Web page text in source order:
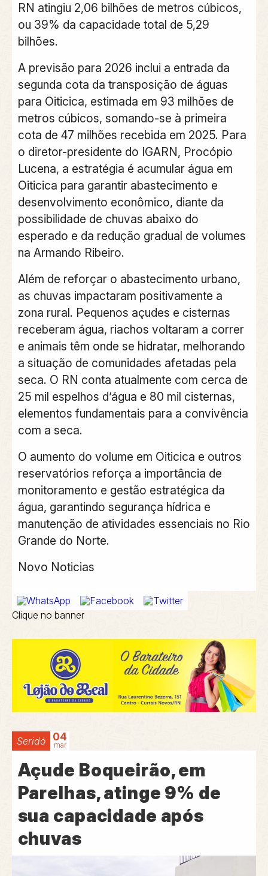
RN atingiu 2,06 bilhões de metros cúbicos,
ou 39% da capacidade total de 5,29
bilhões.
A previsão para 2026 inclui a entrada da
segunda cota da transposição de águas
para Oiticica, estimada em 93 milhões de
metros cúbicos, somando-se à primeira
cota de 47 milhões recebida em 2025. Para
o diretor-presidente do IGARN, Procópio
Lucena, a estratégia é acumular água em
Oiticica para garantir abastecimento e
desenvolvimento econômico, diante da
possibilidade de chuvas abaixo do
esperado e da redução gradual de volumes
na Armando Ribeiro.
Além de reforçar o abastecimento urbano,
as chuvas impactaram positivamente a
zona rural. Pequenos açudes e cisternas
receberam água, riachos voltaram a correr
e animais têm onde se hidratar, melhorando
a situação de comunidades afetadas pela
seca. O RN conta atualmente com cerca de
25 mil espelhos d’água e 80 mil cisternas,
elementos fundamentais para a convivência
com a seca.
O aumento do volume em Oiticica e outros
reservatórios reforça a importância de
monitoramento e gestão estratégica da
água, garantindo segurança hídrica e
manutenção de atividades essenciais no Rio
Grande do Norte.
Novo Noticias
Clique no banner
Seridó 04
mar
Açude Boqueirão, em
Parelhas, atinge 9% de
sua capacidade após
chuvas